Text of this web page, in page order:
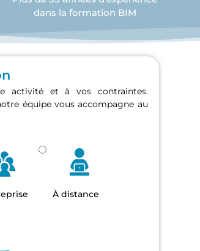
dans la formation BIM
activité et à vos contraintes.
équipe vous accompagne au
À distance